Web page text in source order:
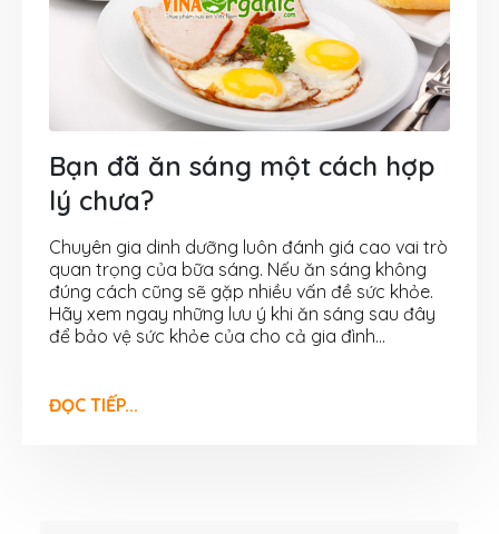
Bạn đã ăn sáng một cách hợp
lý chưa?
Chuyên gia dinh dưỡng luôn đánh giá cao vai trò
quan trọng của bữa sáng. Nếu ăn sáng không
đúng cách cũng sẽ gặp nhiều vấn đề sức khỏe.
Hãy xem ngay những lưu ý khi ăn sáng sau đây
để bảo vệ sức khỏe của cho cả gia đình...
ĐỌC TIẾP...